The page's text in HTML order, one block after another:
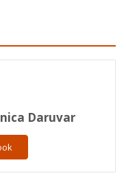
Daruvar